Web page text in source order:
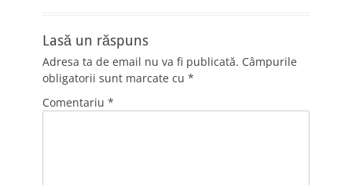
Lasă un răspuns
Adresa ta de email nu va fi publicată. Câmpurile
obligatorii sunt marcate cu *
Comentariu *